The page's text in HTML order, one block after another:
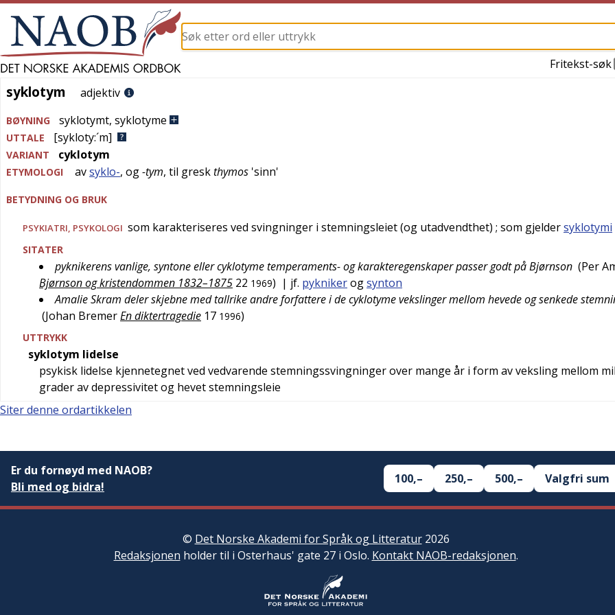
Fritekst-søk
syklotym
syklotym adjektiv
BØYNING syklotymt, syklotyme
UTTALE [sykloty:´m]
VARIANT cyklotym
ETYMOLOGI avsyklo-, og-tym, til greskthymos 'sinn'
BETYDNING OG BRUK
PSYKIATRI PSYKOLOGI som karakteriseres ved svingninger i stemningsleiet (og utadvendthet) ; som gjeldersyklotymi
SITATER
pyknikerens vanlige, syntone eller cyklotyme temperaments- og karakteregenskaper passer godt på Bjørnson (Per
Bjørnson og kristendommen 1832–1875 22 1969) | jf. pyknikerogsynton
Amalie Skram deler skjebne med tallrike andre forfattere i de cyklotyme vekslinger mellom hevede og senkede
(Johan BremerEn diktertragedie 17 1996)
UTTRYKK
syklotym lidelse
psykisk lidelse kjennetegnet ved vedvarende stemningssvingninger over mange år i form av veksling mellom
grader av depressivitet og hevet stemningsleie
Siter denne ordartikkelen
Er du fornøyd med NAOB?
Bli med og bidra!
100,– 250,– 500,– Valgfri sum
© Det Norske Akademi for Språk og Litteratur2026
Redaksjonen holder til i Osterhaus' gate 27 i Oslo. Kontakt NAOB-redaksjonen.